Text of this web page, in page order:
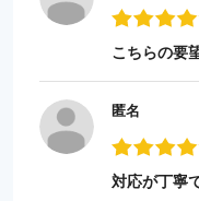
こちらの要
匿名
対応が丁寧